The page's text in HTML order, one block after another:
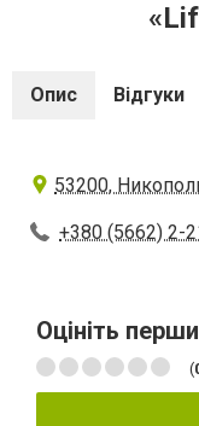
Опис Відгуки
53200,
+380 (5662) 2-
Оцініть
(